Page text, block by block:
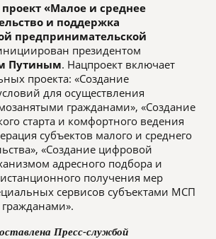
«Малое и среднее
и поддержка
предпринимательской
президентом
Путиным. Нацпроект включает
проекта: «Создание
для осуществления
гражданами», «Создание
старта и комфортного ведения
субъектов малого и среднего
«Создание цифровой
адресного подбора и
получения мер
сервисов субъектами МСП
Пресс-службой